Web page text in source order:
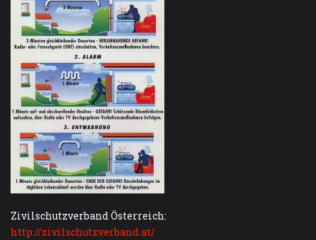
Zivilschutzverband Österreich:
http://zivilschutzverband.at/